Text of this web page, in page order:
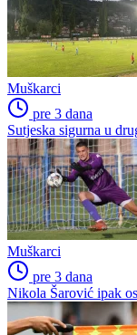
Muškarci
pre 3 dana
Sutjeska sigurna u
Muškarci
pre 3 dana
Nikola Šarović ipak